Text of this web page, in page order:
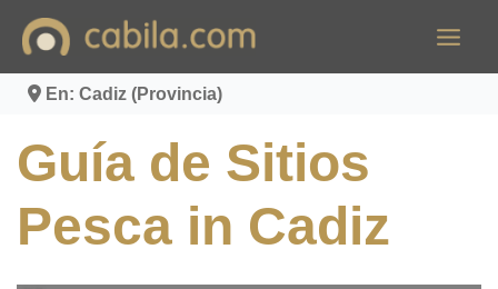
contenido
En: Cadiz (Provincia)
Guía de Sitios
Pesca in Cadiz